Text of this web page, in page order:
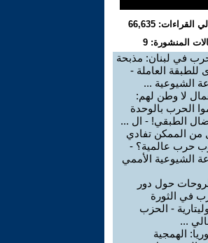
القراءات: 66,635
المنشورة: 9
في لبنان: مذبحة
للطبقة العاملة -
الشيوعية ...
لا وطن لهم:
الحرب بالوحدة
الطبقي! - ال ...
من الممكن تفادي
حرب عالمية؟ -
الشيوعية الأممي
حول دور
في الثورة
- الحزب
...
الهمجية